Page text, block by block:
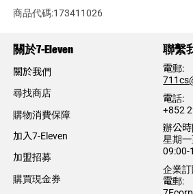
商品代碼:173411026
關於7-Eleven
關於我們
尋找商店
購物消費保障
加入7-Eleven
加盟招募
購買現金券​
聯繫
電郵:
電話:​
+852
辦公
星期
09:00-
企業
電郵: